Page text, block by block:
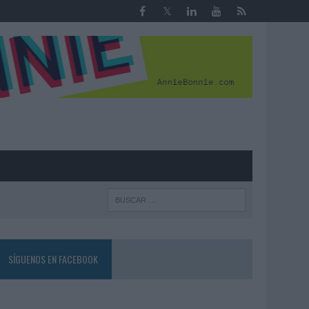
SÍGUENOS EN FACEBOOK